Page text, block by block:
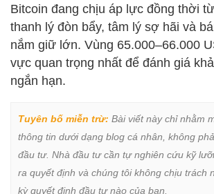
Bitcoin đang chịu áp lực đồng thời
thanh lý đòn bẩy, tâm lý sợ hãi và
nắm giữ lớn. Vùng 65.000–66.000
vực quan trọng nhất để đánh giá
ngắn hạn.
Tuyên bố miễn trừ: Bài viết này chỉ nhằm
thông tin dưới dạng blog cá nhân, không
đầu tư. Nhà đầu tư cần tự nghiên cứu kỹ
ra quyết định và chúng tôi không chịu trách
kỳ quyết định đầu tư nào của bạn.